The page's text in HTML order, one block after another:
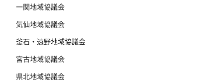
一関地域協議会
気仙地域協議会
釜石・遠野地域協議会
宮古地域協議会
県北地域協議会